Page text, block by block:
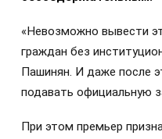
«Невозможно вывести
граждан без
Пашинян. И даже после
подавать официальную
При этом премьер